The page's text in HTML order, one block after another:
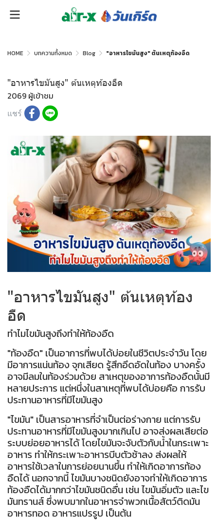
HOME บทความทั้งหมด Blog "อาหารไขมันสูง" ต้นเหตุท้องอืด
"อาหารไขมันสูง" ต้นเหตุท้องอืด
2069 ผู้เข้าชม
แชร์
"อาหารไขมันสูง" ต้นเหตุท้อง
อืด
ทำไมไขมันสูงถึงทำให้ท้องอืด
"ท้องอืด" เป็นอาการที่พบได้บ่อยในชีวิตประจำวัน โดย
มีอาการแน่นท้อง จุกเสียด รู้สึกอึดอัดในท้อง บางครั้ง
อาจมีลมในท้องร่วมด้วย สาเหตุของอาการท้องอืดนั้นมี
หลายประการ แต่หนึ่งในสาเหตุที่พบได้บ่อยคือ การรับ
ประทานอาหารที่มีไขมันสูง
"ไขมัน" เป็นสารอาหารที่จำเป็นต่อร่างกาย แต่การรับ
ประทานอาหารที่มีไขมันสูงมากเกินไป อาจส่งผลเสียต่อ
ระบบย่อยอาหารได้ โดยไขมันจะจับตัวกับน้ำในกระเพาะ
อาหาร ทำให้กระเพาะอาหารบีบตัวช้าลง ส่งผลให้
อาหารใช้เวลาในการย่อยนานขึ้น ทำให้เกิดอาการท้อง
อืดได้ นอกจากนี้ ไขมันบางชนิดยังอาจทำให้เกิดอาการ
ท้องอืดได้มากกว่าไขมันชนิดอื่น เช่น ไขมันอิ่มตัว และไข
มันทรานส์ ซึ่งพบมากในอาหารจำพวกเนื้อสัตว์ติดมัน
อาหารทอด อาหารแปรรูป เป็นต้น